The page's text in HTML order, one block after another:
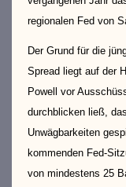
regionalen Fed von
Der Grund für die
Spread liegt auf der
Powell vor
durchblicken ließ,
Unwägbarkeiten
kommenden Fed-
von mindestens 25